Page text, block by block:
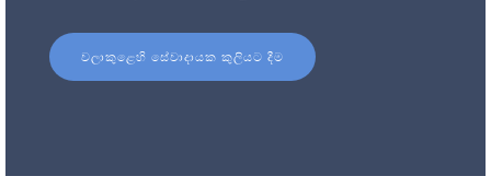
වලාකුළෙහි සේවාදායක කුලියට දීම